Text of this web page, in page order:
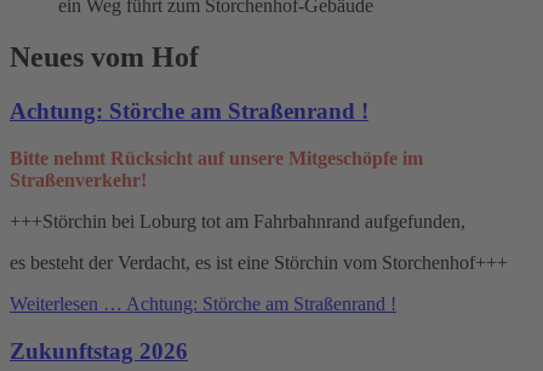
Neues vom Hof
Achtung: Störche am Straßenrand !
Bitte nehmt Rücksicht auf unsere Mitgeschöpfe im
Straßenverkehr!
+++Störchin bei Loburg tot am Fahrbahnrand aufgefunden,
es besteht der Verdacht, es ist eine Störchin vom Storchenhof+++
Weiterlesen … Achtung: Störche am Straßenrand !
Zukunftstag 2026